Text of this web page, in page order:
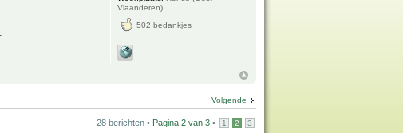
Vlaanderen)
502 bedankjes
Volgende
28 berichten • Pagina 2 van 3 • 1 2 3